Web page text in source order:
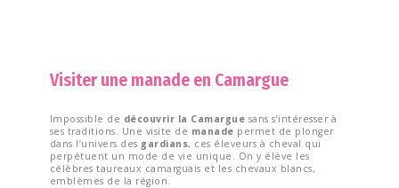
Visiter une manade en Camargue
Impossible de découvrir la Camargue sans s’intéresser à
ses traditions. Une visite de manade permet de plonger
dans l’univers des gardians, ces éleveurs à cheval qui
perpétuent un mode de vie unique. On y élève les
célèbres taureaux camarguais et les chevaux blancs,
emblèmes de la région.